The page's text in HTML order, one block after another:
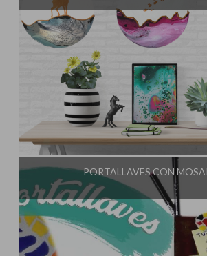
Influencer:El Taller de
PORTALLAVES CON